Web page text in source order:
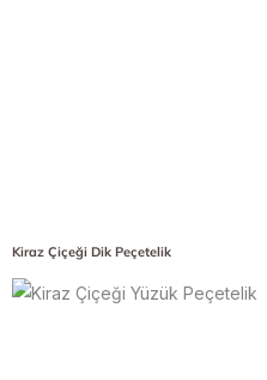
Kiraz Çiçeği Dik Peçetelik